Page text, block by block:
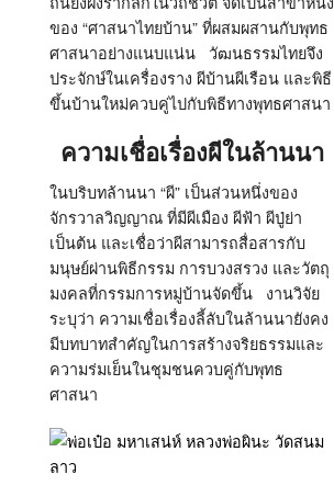
ของ “ศาสนาไทยบ้าน”ที่ผสมผสานกับพุทธ
ศาสนาอย่างแนบแน่น
วัฒนธรรมไทยจึง
ประจักษ์ในเครื่องราง ผีบ้านผีเรือน และพิธี
ขึ้นบ้านใหม่ควบคู่ไปกับพิธีทางพุทธศาสนา
ความเชื่อเรื่องผีในล้านนา
ในบริบทล้านนา “ผี” เป็นส่วนหนึ่งของ
จักรวาลวิญญาณ ที่มีผีเมือง ผีฟ้า ผีปู่ย่า
เป็นต้น และเชื่อว่าผีสามารถสื่อสารกับ
มนุษย์ผ่านพิธีกรรม การบวงสรวง และวัตถุ
มงคลที่กรรมการหมู่บ้านจัดขึ้น
งานวิจัย
ระบุว่า ความเชื่อเรื่องลี้ลับในล้านนายังคง
มีบทบาทสำคัญในการสร้างจริยธรรมและ
ความร่มเย็นในชุมชนควบคู่กับพุทธ
ศาสนา